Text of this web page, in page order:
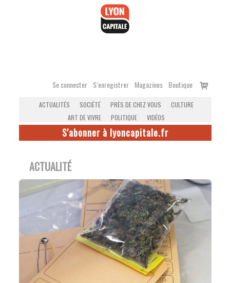
Se connecter S’enregistrer Magazines Boutique
Voir
ACTUALITÉS SOCIÉTÉ PRÈS DE CHEZ VOUS
CULTURE
ART DE VIVRE
POLITIQUE VIDÉOS
S'abonner à lyoncapitale.fr
ACTUALITÉ